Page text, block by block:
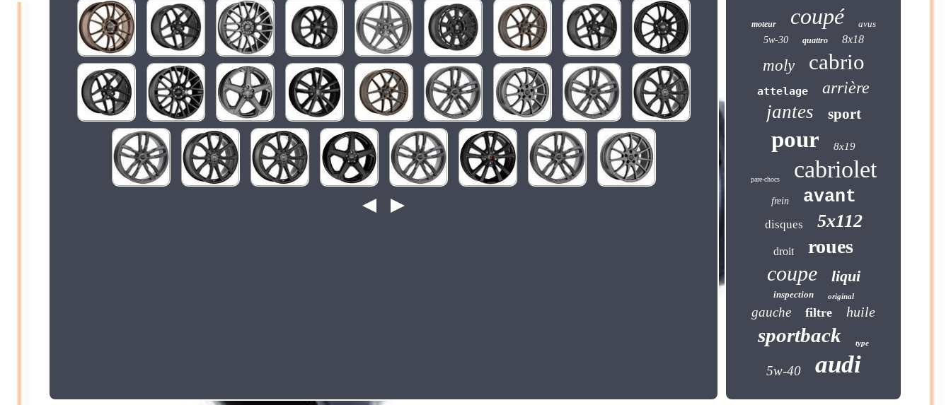
moteur coupé
avus
5w-30
quattro 8x18
moly cabrio
attelage arrière
jantes sport
pour 8x19
pare-chocs cabriolet
frein avant
disques 5x112
droit roues
coupe liqui
inspection original
gauche filtre huile
sportback type
5w-40 audi